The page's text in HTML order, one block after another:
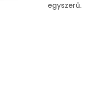
egyszerű.